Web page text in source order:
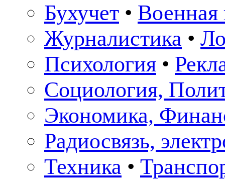
Бухучет • Военная
Журналистика •
Психология •
Социология,
Экономика,
Радиосвязь,
Техника •